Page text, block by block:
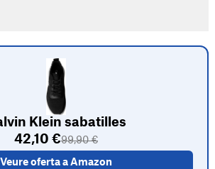
Klein sabatilles
42,10 €99,90 €
Veure oferta a Amazon